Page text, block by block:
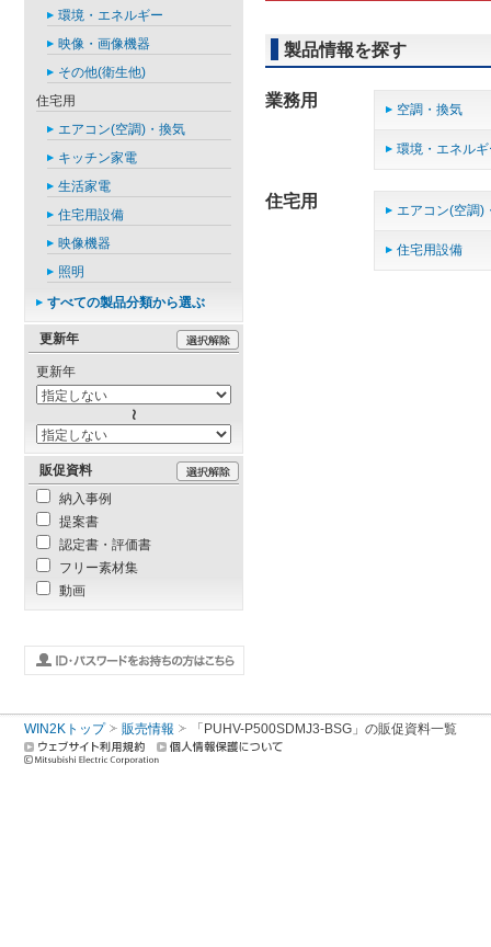
製品情報を探す
業務用 空調・換気
環境・エネル
住宅用 エアコン(空調)
住宅用設備
環境・エネルギー
映像・画像機器
その他(衛生他)
住宅用
エアコン(空調)・換気
キッチン家電
生活家電
住宅用設備
映像機器
照明
すべての製品分類から選ぶ
更新年
更新年
販促資料
納入事例
提案書
認定書・評価書
フリー素材集
動画
WIN2Kトップ 販売情報 「PUHV-P500SDMJ3-BSG」の販促資料一覧